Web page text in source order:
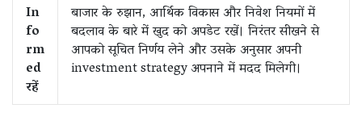
In
fo
rm
ed
रहें
बाजार के रुझान, आर्थिक विकास और निवेश नियमों में
बदलाव के बारे में खुद को अपडेट रखें। निरंतर सीखने से
आपको सूचित निर्णय लेने और उसके अनुसार अपनी
investment strategy अपनाने में मदद मिलेगी।